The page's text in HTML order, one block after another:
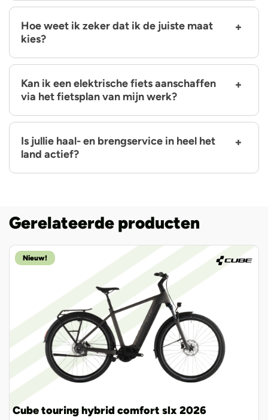
Hoe weet ik zeker dat ik de juiste maat
kies?
Kan ik een elektrische fiets aanschaffen
via het fietsplan van mijn werk?
Is jullie haal- en brengservice in heel het
land actief?
Gerelateerde producten
Cube touring hybrid comfort slx 2026
Nieuw!